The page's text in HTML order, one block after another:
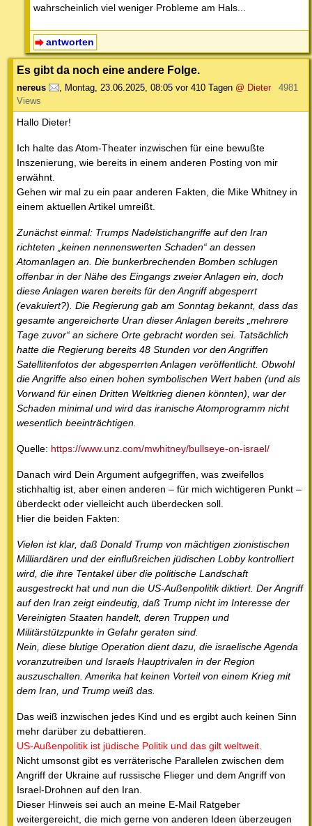
wahrscheinlich viel weniger Probleme am Hals...
antworten
Es gibt da noch eine andere Folge.
nereus , Montag, 23.06.2025, 08:05 vor 410 Tagen @ Dieter
4981
Views
Hallo Dieter!
Ich halte das Atom-Theater inzwischen für eine bewußte
Inszenierung, wie bereits in einem anderen Posting von mir
erwähnt.
Gehen wir mal zu ein paar anderen Fakten, die Mike Whitney in
einem aktuellen Artikel umreißt.
Zunächst einmal: Trumps Nadelstichangriffe auf den Iran
richteten „keinen nennenswerten Schaden“ an dessen
Atomanlagen an. Die bunkerbrechenden Bomben schlugen
offenbar in der Nähe des Eingangs zweier Anlagen ein, doch
diese Anlagen waren bereits für den Angriff abgesperrt
(evakuiert?). Die Regierung gab am Sonntag bekannt, dass das
gesamte angereicherte Uran dieser Anlagen bereits „mehrere
Tage zuvor“ an sichere Orte gebracht worden sei. Tatsächlich
hatte die Regierung bereits 48 Stunden vor den Angriffen
Satellitenfotos der abgesperrten Anlagen veröffentlicht. Obwohl
die Angriffe also einen hohen symbolischen Wert haben (und als
Vorwand für einen Dritten Weltkrieg dienen könnten), war der
Schaden minimal und wird das iranische Atomprogramm nicht
wesentlich beeinträchtigen.
Quelle: https://www.unz.com/mwhitney/bullseye-on-israel/
Danach wird Dein Argument aufgegriffen, was zweifellos
stichhaltig ist, aber einen anderen – für mich wichtigeren Punkt –
überdeckt oder vielleicht auch überdecken soll.
Hier die beiden Fakten:
Vielen ist klar, daß Donald Trump von mächtigen zionistischen
Milliardären und der einflußreichen jüdischen Lobby kontrolliert
wird, die ihre Tentakel über die politische Landschaft
ausgestreckt hat und nun die US-Außenpolitik diktiert. Der Angriff
auf den Iran zeigt eindeutig, daß Trump nicht im Interesse der
Vereinigten Staaten handelt, deren Truppen und
Militärstützpunkte in Gefahr geraten sind.
Nein, diese blutige Operation dient dazu, die israelische Agenda
voranzutreiben und Israels Hauptrivalen in der Region
auszuschalten. Amerika hat keinen Vorteil von einem Krieg mit
dem Iran, und Trump weiß das.
Das weiß inzwischen jedes Kind und es ergibt auch keinen Sinn
mehr darüber zu debattieren.
US-Außenpolitik ist jüdische Politik und das gilt weltweit.
Nicht umsonst gibt es verräterische Parallelen zwischen dem
Angriff der Ukraine auf russische Flieger und dem Angriff von
Israel-Drohnen auf den Iran.
Dieser Hinweis sei auch an meine E-Mail Ratgeber
weitergereicht, die mich gerne von anderen Ideen überzeugen